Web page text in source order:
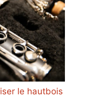
le hautbois